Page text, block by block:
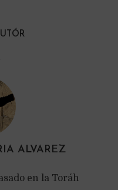
ALVAREZ
en la Toráh